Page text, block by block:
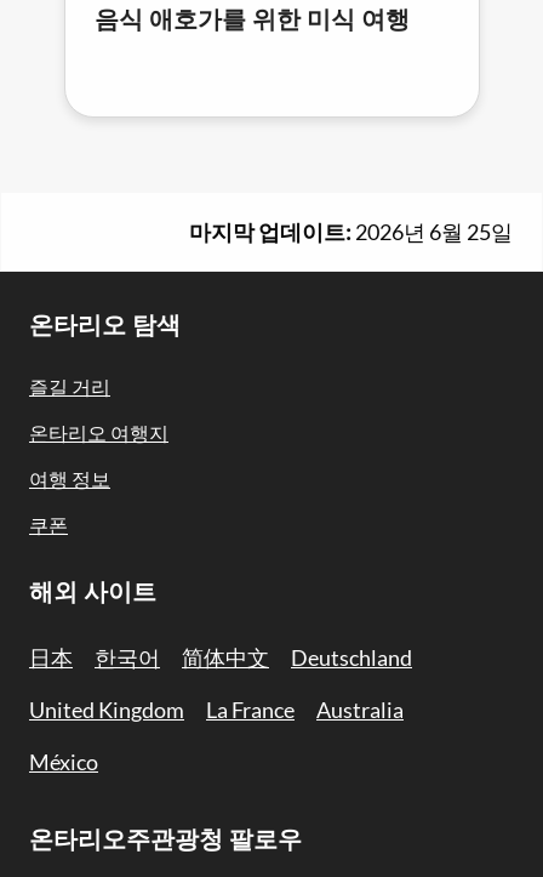
음식 애호가를 위한 미식 여행
마지막 업데이트: 2026년 6월 25일
Footer
Navigation
온타리오 탐색
즐길 거리
온타리오 여행지
여행 정보
쿠폰
해외 사이트
日本 한국어 简体中文
Deutschland
United Kingdom
La France
Australia
México
온타리오주관광청 팔로우